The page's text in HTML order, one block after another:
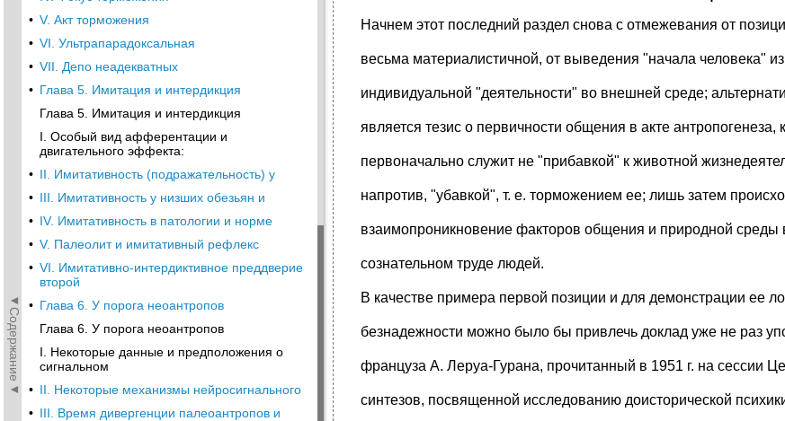
◄Содержание◄
• V. Акт торможения
• VI. Ультрапарадоксальная
• VII. Депо неадекватных
• Глава 5. Имитация и интердикция
Глава 5. Имитация и интердикция
I. Особый вид афферентации и
двигательного эффекта:
• II. Имитативность (подражательность) у
• III. Имитативность у низших обезьян и
• IV. Имитативность в патологии и норме
• V. Палеолит и имитативный рефлекс
• VI. Имитативно-интердиктивное преддверие
второй
• Глава 6. У порога неоантропов
Глава 6. У порога неоантропов
I. Некоторые данные и предположения о
сигнальном
• II. Некоторые механизмы нейросигнального
• III. Время дивергенции палеоантропов и
Начнем этот последний раздел снова с отмежевания от
весьма материалистичной, от выведения "начала человека" из
индивидуальной "деятельности" во внешней среде;
является тезис о первичности общения в акте антропогенеза,
первоначально служит не "прибавкой" к животной
напротив, "убавкой", т. е. торможением ее; лишь затем
взаимопроникновение факторов общения и природной среды
сознательном труде людей.
В качестве примера первой позиции и для демонстрации ее
безнадежности можно было бы привлечь доклад уже не раз
француза А. Леруа-Гурана, прочитанный в 1951 г. на сессии
синтезов, посвященной исследованию доисторической